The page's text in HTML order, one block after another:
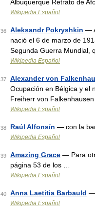
Albuquerque Retrato de
Wikipedia Español
36 Aleksandr Pokryshkin —
nació el 6 de marzo de
Segunda Guerra Mundial,
Wikipedia Español
37 Alexander von
Ocupación en Bélgica y el
Freiherr von
Wikipedia Español
38 Raúl Alfonsín — con la
Wikipedia Español
39 Amazing Grace — Para
página 53 de los …
Wikipedia Español
40 Anna Laetitia Barbauld —
Wikipedia Español